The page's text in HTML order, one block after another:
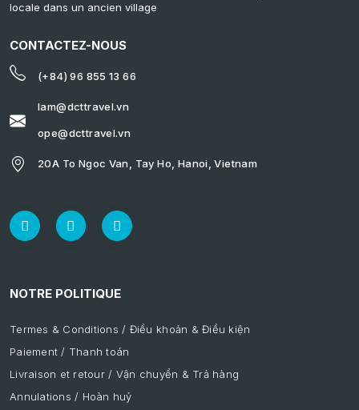
locale dans un ancien village
CONTACTEZ-NOUS
(+84) 96 855 13 66
lam@dcttravel.vn
ope@dcttravel.vn
20A To Ngoc Van, Tay Ho, Hanoi, Vietnam
NOTRE POLITIQUE
Termes & Conditions / Điều khoản & Điều kiện
Paiement / Thanh toán
Livraison et retour / Vận chuyển & Trả hàng
Annulations / Hoàn huỷ